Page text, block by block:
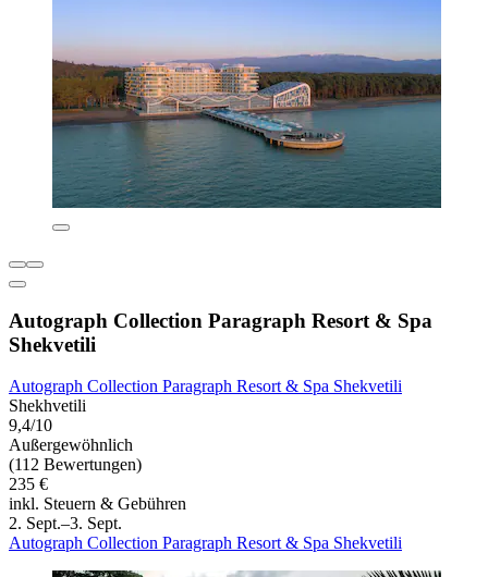
Autograph Collection Paragraph Resort & Spa
Shekvetili
Autograph Collection Paragraph Resort & Spa Shekvetili
Shekhvetili
9,4/10
Außergewöhnlich
(112 Bewertungen)
235 €
inkl. Steuern & Gebühren
2. Sept.–3. Sept.
Autograph Collection Paragraph Resort & Spa Shekvetili